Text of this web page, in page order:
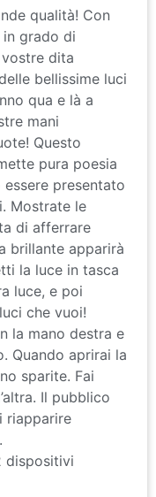
qualità! Con
grado di
dita
bellissime luci
qua e là a
mani
Questo
pura poesia
presentato
Mostrate le
di afferrare
brillante apparirà
la luce in tasca
luce, e poi
che vuoi!
la mano destra e
Quando aprirai la
sparite. Fai
Il pubblico
riapparire
dispositivi